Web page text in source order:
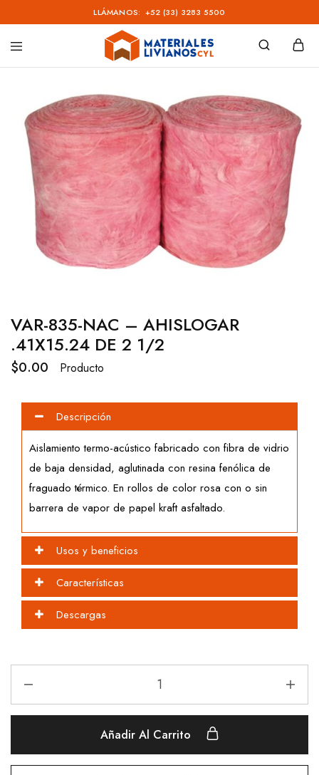
LLÁMANOS: +52 (33) 3283 5500
Materiales
CYL
VAR-835-NAC – AHISLOGAR
.41X15.24 DE 2 1/2
$0.00 Producto
Descripción
Aislamiento termo-acústico fabricado con fibra de vidrio
de baja densidad, aglutinada con resina fenólica de
fraguado térmico. En rollos de color rosa con o sin
barrera de vapor de papel kraft asfaltado.
Usos y beneficios
Características
Descargas
Añadir Al Carrito